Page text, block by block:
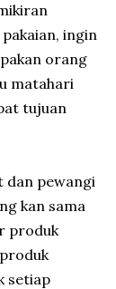
ingin
orang
matahari
tujuan
dan pewangi
kan sama
produk
setiap